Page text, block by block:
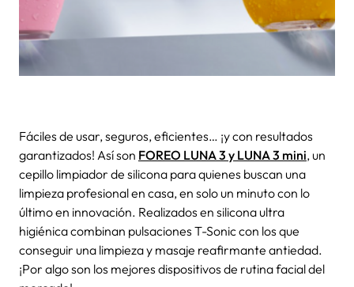
Fáciles de usar, seguros, eficientes… ¡y con resultados
garantizados! Así son FOREO LUNA3 y LUNA 3 mini, un
cepillo limpiador de silicona para quienes buscan una
limpieza profesional en casa, en solo un minuto con lo
último en innovación. Realizados en silicona ultra
higiénica combinan pulsaciones T-Sonic con los que
conseguir una limpieza y masaje reafirmante antiedad.
¡Por algo son los mejores dispositivos de rutina facialdel